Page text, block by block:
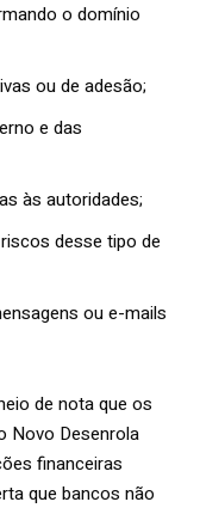
o domínio
ou de adesão;
e das
às autoridades;
desse tipo de
ou e-mails
de nota que os
Novo Desenrola
financeiras
que bancos não